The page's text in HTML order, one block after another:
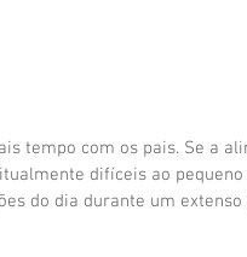
tempo com os pais. Se a
difíceis ao pequeno
do dia durante um extenso